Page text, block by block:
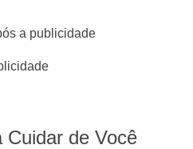
a publicidade
Cuidar de Você